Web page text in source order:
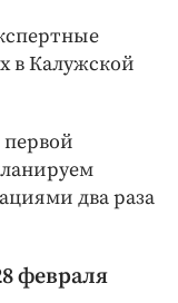
в Калужской
два раза
февраля